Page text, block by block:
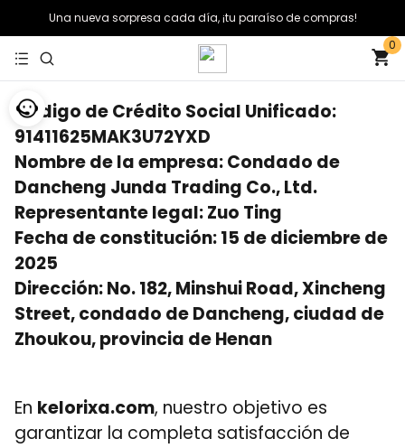
Una nueva sorpresa cada día, ¡tu paraíso de compras!
0
Código de Crédito Social Unificado:
91411625MAK3U72YXD
Nombre de la empresa: Condado de
Dancheng Junda Trading Co., Ltd.
Representante legal: Zuo Ting
Fecha de constitución: 15 de diciembre de
2025
Dirección: No. 182, Minshui Road, Xincheng
Street, condado de Dancheng, ciudad de
Zhoukou, provincia de Henan
En kelorixa.com, nuestro objetivo es
garantizar la completa satisfacción de